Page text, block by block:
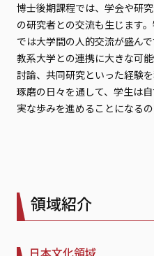
博士後期課程では、学会や研
の研究者との交流も生じます
では大学間の人的交流が盛ん
教系大学との連携に大きな可
討論、共同研究といった経験
琢磨の日々を通して、学生は
実な歩みを進めることになるの
領域紹介
日本文化領域